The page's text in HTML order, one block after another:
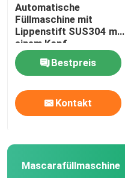
Automatische
Füllmaschine mit
Lippenstift SUS304 mit
einem Kopf
Bestpreis
Kontakt
Mascarafüllmaschine